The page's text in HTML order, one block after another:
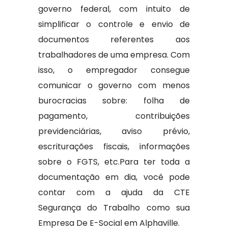
governo federal, com intuito de
simplificar o controle e envio de
documentos referentes aos
trabalhadores de uma empresa. Com
isso, o empregador consegue
comunicar o governo com menos
burocracias sobre: folha de
pagamento, contribuições
previdenciárias, aviso prévio,
escriturações fiscais, informações
sobre o FGTS, etc.Para ter toda a
documentação em dia, você pode
contar com a ajuda da CTE
Segurança do Trabalho como sua
Empresa De E-Social em Alphaville.